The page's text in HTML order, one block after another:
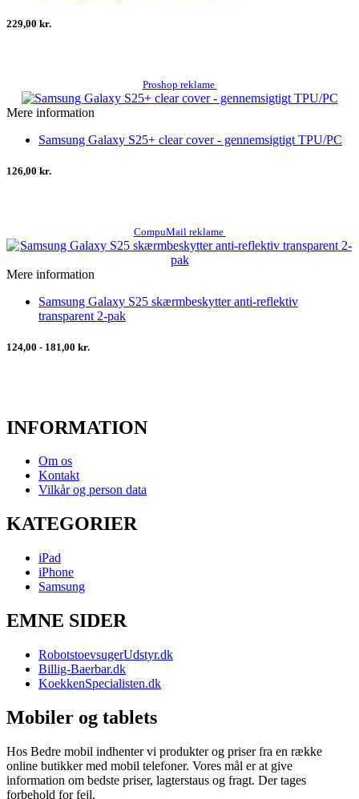
229,00 kr.
Proshop reklame
Mere information
Samsung Galaxy S25+ clear cover - gennemsigtigt TPU/PC
126,00 kr.
CompuMail reklame
Mere information
Samsung Galaxy S25 skærmbeskytter anti-reflektiv
transparent 2-pak
124,00 - 181,00 kr.
INFORMATION
Om os
Kontakt
Vilkår og person data
KATEGORIER
iPad
iPhone
Samsung
EMNE SIDER
RobotstoevsugerUdstyr.dk
Billig-Baerbar.dk
KoekkenSpecialisten.dk
Mobiler og tablets
Hos Bedre mobil indhenter vi produkter og priser fra en række
online butikker med mobil telefoner. Vores mål er at give
information om bedste priser, lagterstaus og fragt. Der tages
forbehold for fejl.